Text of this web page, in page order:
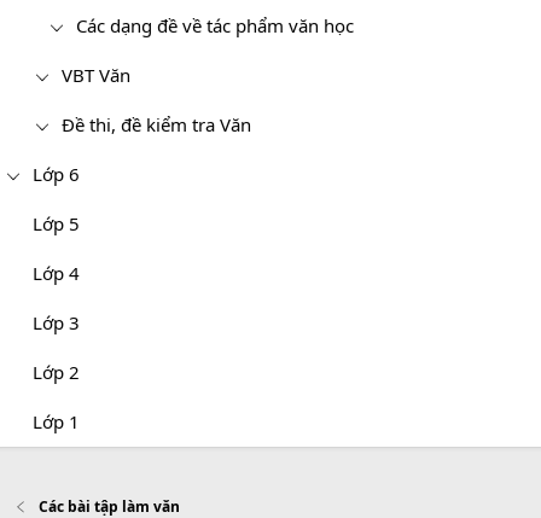
Các dạng đề về tác phẩm văn học
VBT Văn
Đề thi, đề kiểm tra Văn
Lớp 6
Lớp 5
Lớp 4
Lớp 3
Lớp 2
Lớp 1
Các bài tập làm văn